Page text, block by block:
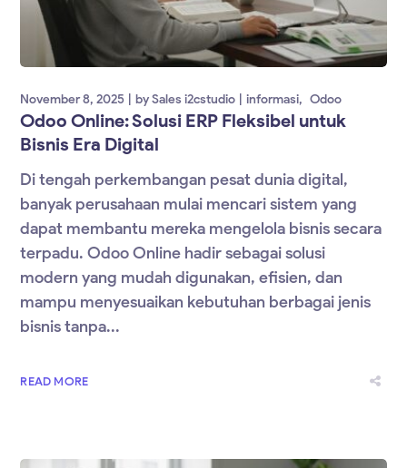
November 8, 2025 bySales i2cstudio informasi Odoo
Odoo Online: Solusi ERP Fleksibel untuk
Bisnis Era Digital
Di tengah perkembangan pesat dunia digital,
banyak perusahaan mulai mencari sistem yang
dapat membantu mereka mengelola bisnis secara
terpadu. Odoo Online hadir sebagai solusi
modern yang mudah digunakan, efisien, dan
mampu menyesuaikan kebutuhan berbagai jenis
bisnis tanpa...
READ MORE